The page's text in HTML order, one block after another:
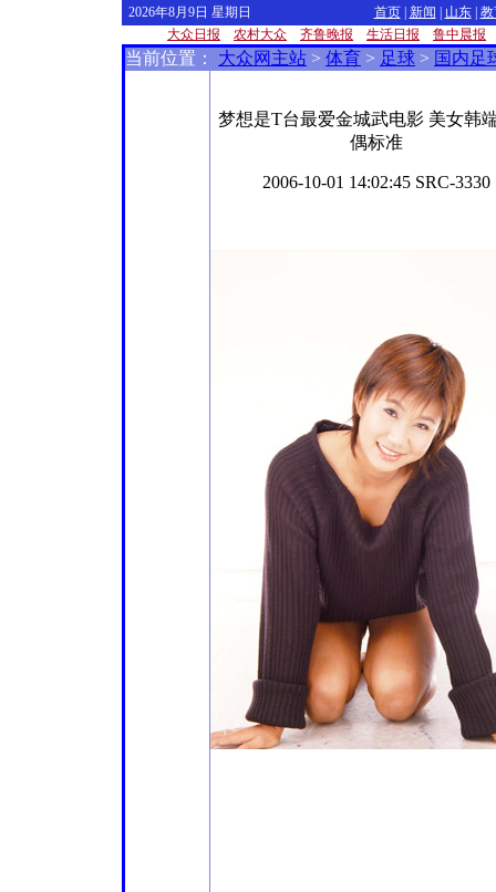
2026年8月9日 星期日 首页| 新闻 山东| 教
大众日报
农村大众 齐鲁晚报 生活日报 鲁中晨报
当前位置： 大众网主站 > 体育 > 足球 > 国内足
梦想是T台最爱金城武电影 美女韩
偶标准
2006-10-01 14:02:45 SRC-3330